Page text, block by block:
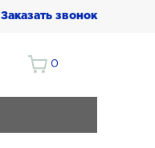
Заказать звонок
0